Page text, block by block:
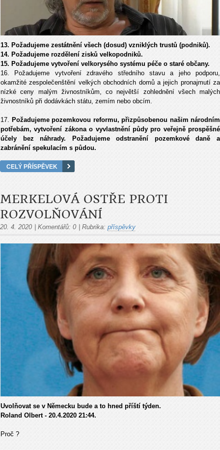
13. Požadujeme zestátnění všech (dosud) vzniklých trustů (podniků).
14. Požadujeme rozdělení zisků velkopodniků.
15. Požadujeme vytvoření velkorysého systému péče o staré občany.
16. Požadujeme vytvoření zdravého středního stavu a jeho podporu,
okamžité zespolečenštění velkých obchodních domů a jejich pronajmutí za
nízké ceny malým živnostníkům, co největší zohlednění všech malých
živnostníků při dodávkách státu, zemím nebo obcím.
17. Požadujeme pozemkovou reformu, přizpůsobenou našim národním
potřebám, vytvoření zákona o vyvlastnění půdy pro veřejně prospěšné
účely bez náhrady. Požadujeme odstranění pozemkové daně a
zabránění spekulacím s půdou.
CELÝ PŘÍSPĚVEK
MERKELOVÁ OSTŘE PROTI
ROZVOLŇOVÁNÍ
20. 4. 2020 Komentářů: 0 Rubrika: příspěvky
Uvolňovat se v Německu bude a to hned příští týden.
Roland Olbert - 20.4.2020 21:44.
Proč ?